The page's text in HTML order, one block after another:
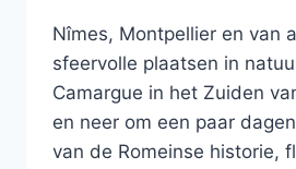
Nîmes, Montpellier en van
sfeervolle plaatsen in
Camargue in het Zuiden
en neer om een paar
van de Romeinse historie,